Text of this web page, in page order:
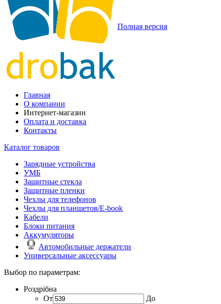
Полная версия
Главная
О компании
Интернет-магазин
Оплата и доставка
Контакты
Каталог товаров
Зарядные устройства
УМБ
Защитные стекла
Защитные пленки
Чехлы для телефонов
Чехлы для планшетов/E-book
Кабели
Блоки питания
Аккумуляторы
Автомобильные держатели
Универсальные аксессуары
Выбор по параметрам:
Роздрібна
От
До